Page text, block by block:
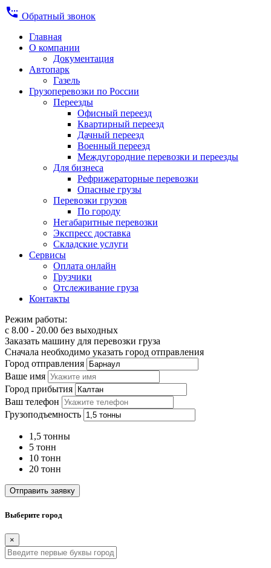
settings_phone Обратный звонок
Главная
О компании
Документация
Автопарк
Газель
Грузоперевозки по России
Переезды
Офисный переезд
Квартирный переезд
Дачный переезд
Военный переезд
Междугородние перевозки и переезды
Для бизнеса
Рефрижераторные перевозки
Опасные грузы
Перевозки грузов
По городу
Негабаритные перевозки
Экспресс доставка
Складские услуги
Сервисы
Оплата онлайн
Грузчики
Отслеживание груза
Контакты
Режим работы:
с 8.00 - 20.00 без выходных
Заказать машину для перевозки груза
Сначала необходимо указать город отправления
Город отправления
Ваше имя
Город прибытия
Ваш телефон
Грузоподъемность
1,5 тонны
5 тонн
10 тонн
20 тонн
Отправить заявку
Выберите город
×